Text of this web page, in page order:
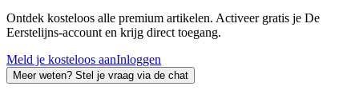
Ontdek kosteloos alle premium artikelen. Activeer gratis je De
Eerstelijns-account en krijg direct toegang.
Meld je kosteloos aanInloggen
Meer weten? Stel je vraag via de chat